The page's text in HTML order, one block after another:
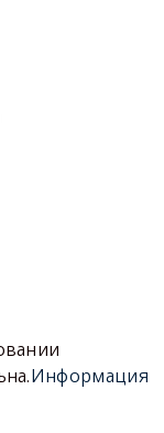
Информация